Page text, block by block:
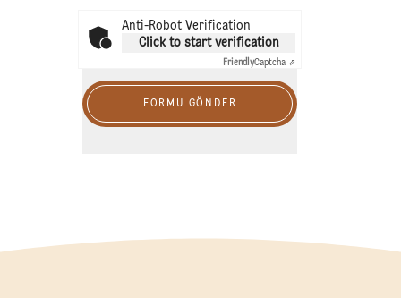
Anti-Robot Verification
Click to start verification
FriendlyCaptcha ⇗
FORMU GÖNDER